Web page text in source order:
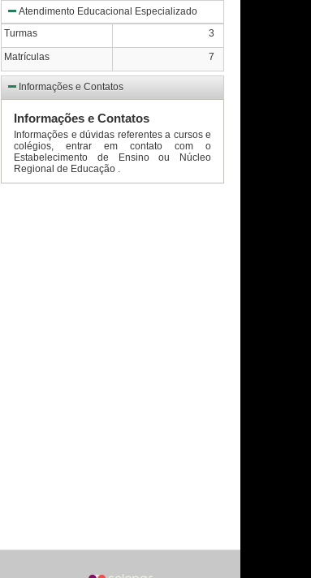
Atendimento Educacional Especializado
Turmas
3
Matrículas 7
Informações e Contatos
Informações e Contatos
Informações e dúvidas referentes a cursos e
colégios, entrar em contato com o
Estabelecimento de Ensino ou Núcleo
Regional de Educação .